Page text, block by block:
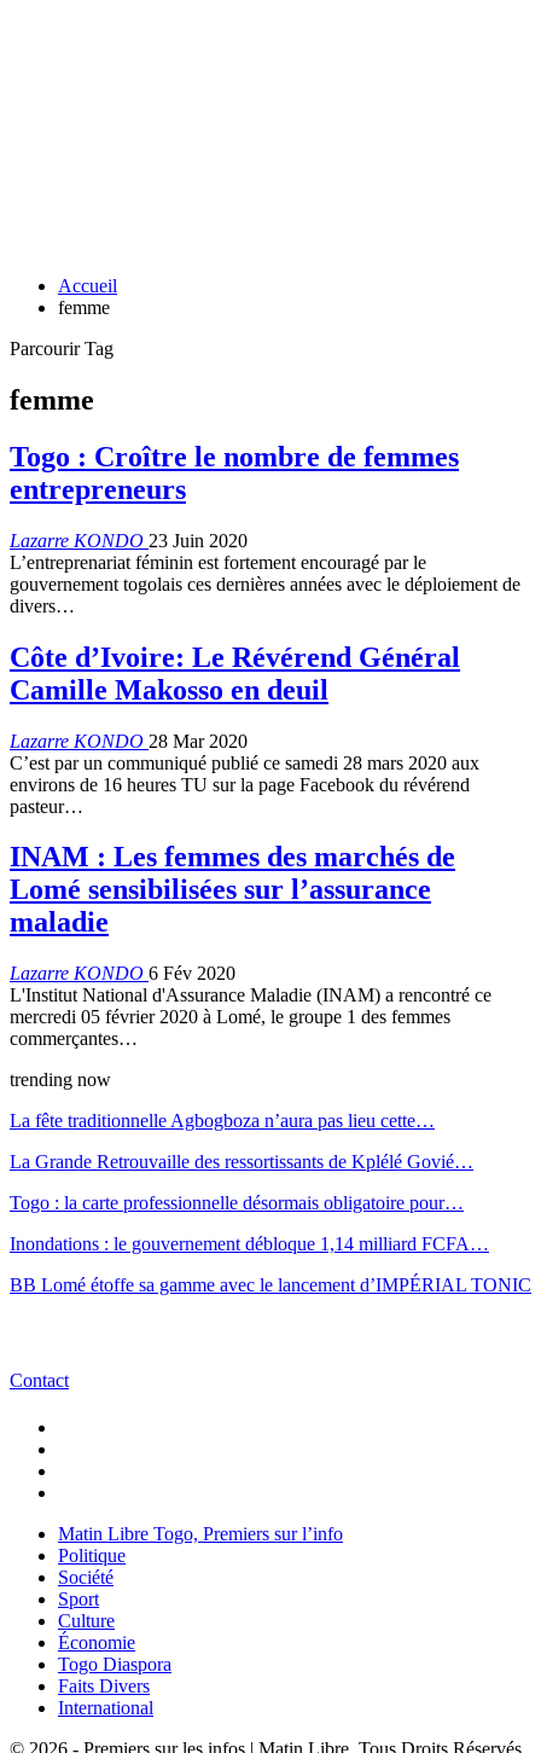
Accueil
femme
Parcourir Tag
femme
Togo : Croître le nombre de femmes
entrepreneurs
Lazarre KONDO 23 Juin 2020
L’entreprenariat féminin est fortement encouragé par le
gouvernement togolais ces dernières années avec le déploiement de
divers…
Côte d’Ivoire: Le Révérend Général
Camille Makosso en deuil
Lazarre KONDO 28 Mar 2020
C’est par un communiqué publié ce samedi 28 mars 2020 aux
environs de 16 heures TU sur la page Facebook du révérend
pasteur…
INAM : Les femmes des marchés de
Lomé sensibilisées sur l’assurance
maladie
Lazarre KONDO 6 Fév 2020
L'Institut National d'Assurance Maladie (INAM) a rencontré ce
mercredi 05 février 2020 à Lomé, le groupe 1 des femmes
commerçantes…
trending now
La fête traditionnelle Agbogboza n’aura pas lieu cette…
La Grande Retrouvaille des ressortissants de Kplélé Govié…
Togo : la carte professionnelle désormais obligatoire pour…
Inondations : le gouvernement débloque 1,14 milliard FCFA…
BB Lomé étoffe sa gamme avec le lancement d’IMPÉRIAL TONIC
Contact
Matin Libre Togo, Premiers sur l’info
Politique
Société
Sport
Culture
Économie
Togo Diaspora
Faits Divers
International